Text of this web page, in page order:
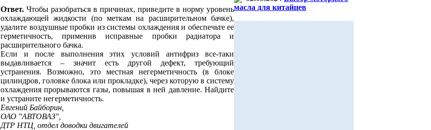
Ответ. Чтобы разобраться в причинах, приведите в норму уровень
охлаждающей жидкости (по меткам на расширительном бачке),
удалите воздушные пробки из системы охлаждения и обеспечьте ее
герметичность, применив исправные пробки радиатора и
расширительного бачка.
Если и после выполнения этих условий антифриз все-таки
выдавливается – значит есть другой дефект, требующий
устранения. Возможно, это местная негерметичность (в блоке
цилиндров, головке блока или прокладке), через которую в систему
охлаждения прорываются газы, повышая в ней давление. Найдите
и устраните негерметичность.
Евгений Байборин,
ОАО "АВТОВАЗ",
ДТР НТЦ, отдел доводки двигателей
масла для китайцев